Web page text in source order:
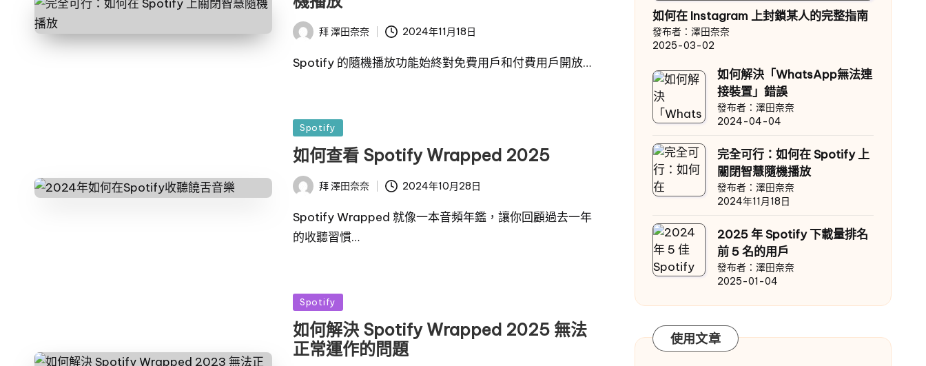
發
者
拜澤田奈奈 2024年11月18日
Spotify 的隨機播放功能始終對免費用戶和付費用戶開放…
發
佈
於
Spotify
如何查看 Spotify Wrapped 2025
發
者
拜澤田奈奈 2024年10月28日
Spotify Wrapped 就像一本音頻年鑑，讓你回顧過去一年
的收聽習慣…
發
佈
於
Spotify
如何解決 Spotify Wrapped 2025 無法
正常運作的問題
如何在 Instagram 上封鎖某人的完整指南
發布者：澤田奈奈
2025-03-02
如何解決「WhatsApp無法連
接裝置」錯誤
發布者：澤田奈奈
2024-04-04
完全可行：如何在 Spotify 上
關閉智慧隨機播放
發布者：澤田奈奈
2024年11月18日
2025 年 Spotify 下載量排名
前 5 名的用戶
發布者：澤田奈奈
2025-01-04
使用文章